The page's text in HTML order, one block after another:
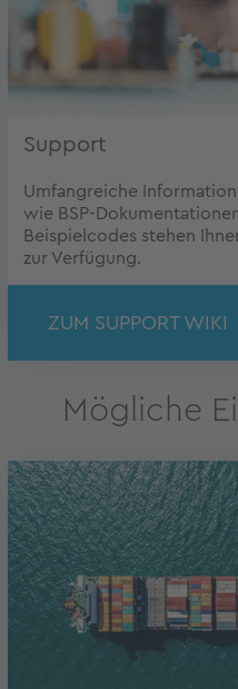
Support
Umfangreiche
wie BSP-
Beispielcodes stehen
zur Verfügung.
ZUM SUPPORT WIKI
Mögliche